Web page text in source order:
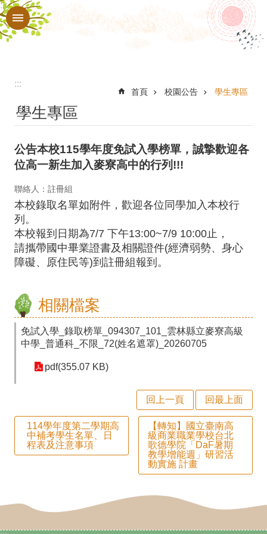
跳到主要內容區塊
進
認
校
政
處
室
教
區
行
填
:::
:::
首頁 校園公告 學生專區
學生專區
公告本校115學年度免試入學榜單，誠摯歡迎各
位高一新生加入麥寮高中的行列!!!
聯絡人：註冊組
本校錄取名單如附件，歡迎各位同學加入本校行
列。
本校報到日期為7/7 下午13:00~7/9 10:00止，
請攜帶國中畢業證書及相關證件(經濟弱勢、身心
障礙、原住民等)到註冊組報到。
相關檔案
免試入學_錄取榜單_094307_101_雲林縣立麥寮高級
中學_普通科_不限_72(姓名遮罩)_20260705
pdf(355.07 KB)
回上一頁 回最上面
114學年度第二學期高
中補考學生名單、日
程表及注意事項
【轉知】國立臺南高
級商業職業學校台北
歌德學院「DaF暑期
教學增能週」研習活
動實施 計畫